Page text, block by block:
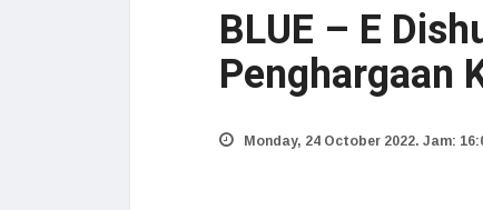
BLUE – E
Penghargaan
Monday, 24 October 2022. Jam: